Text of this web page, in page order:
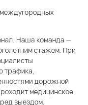
междугородных
Наша команда —
стажем. При
трафика,
дорожной
медицинское
выездом.